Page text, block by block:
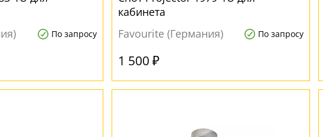
По запросу
кабинета
Favourite (Германия)
По запросу
1 500 ₽